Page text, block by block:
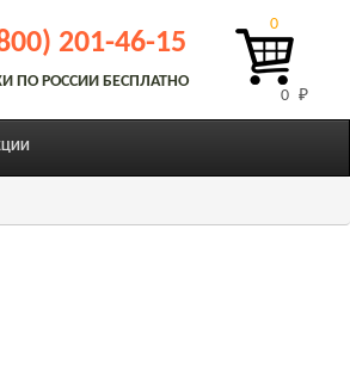
201-46-15
ПО РОССИИ БЕСПЛАТНО
0 ₽
0